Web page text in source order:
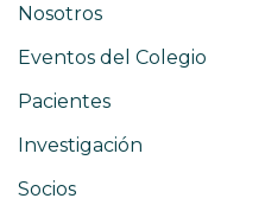
Nosotros
Eventos del Colegio
Pacientes
Investigación
Socios